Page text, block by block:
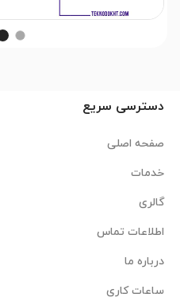
دسترسی سریع
صفحه اصلی
خدمات
گالری
اطلاعات تماس
درباره ما
ساعات کاری